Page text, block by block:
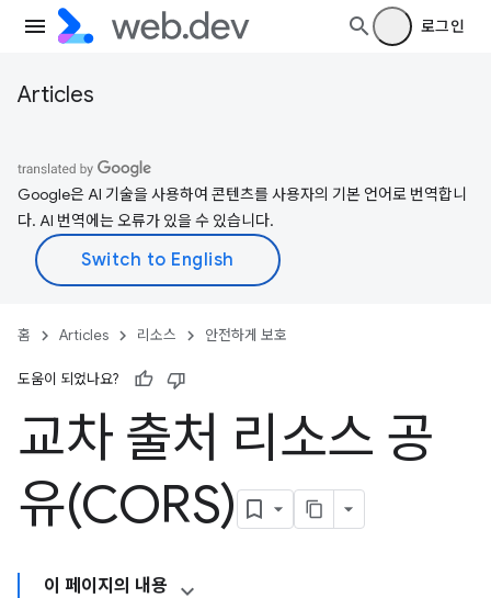
로그인
Articles
Google은 AI 기술을 사용하여 콘텐츠를 사용자의 기본 언어로 번역합니
다. AI 번역에는 오류가 있을 수 있습니다.
홈 Articles 리소스 안전하게 보호
도움이 되었나요?
교차 출처 리소스 공
유(CORS)
이 페이지의 내용